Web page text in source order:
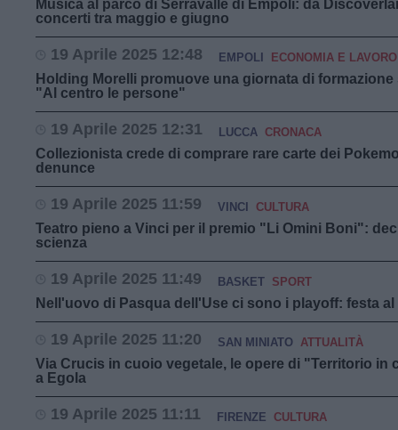
Musica al parco di Serravalle di Empoli: da
concerti tra maggio e giugno
19 Aprile 2025 12:48 EMPOLI ECONOMIA E LAVORO
Holding Morelli promuove una giornata di
"Al centro le persone"
19 Aprile 2025 12:31 LUCCA CRONACA
Collezionista crede di comprare rare carte dei
denunce
19 Aprile 2025 11:59 VINCI CULTURA
Teatro pieno a Vinci per il premio "Li Omini Boni":
scienza
19 Aprile 2025 11:49 BASKET SPORT
Nell'uovo di Pasqua dell'Use ci sono i playoff: festa al
19 Aprile 2025 11:20 SAN MINIATO ATTUALITÀ
Via Crucis in cuoio vegetale, le opere di "Territorio in
a Egola
19 Aprile 2025 11:11 FIRENZE CULTURA